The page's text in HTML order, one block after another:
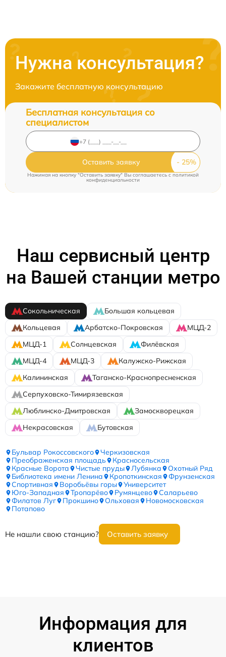
Нужна консультация?
Закажите бесплатную консультацию
Бесплатная консультация со
специалистом
Оставить заявку
Нажимая на кнопку "Оставить заявку" Вы соглашаетесь c политикой
конфиденциальности
Наш сервисный центр
на Вашей станции метро
Сокольническая
Большая кольцевая
Кольцевая
Арбатско-Покровская
МЦД-2
МЦД-1
Солнцевская
Филёвская
МЦД-4
МЦД-3
Калужско-Рижская
Калининская
Таганско-Краснопресненская
Серпуховско-Тимирязевская
Люблинско-Дмитровская
Замоскворецкая
Некрасовская
Бутовская
Бульвар Рокоссовского
Черкизовская
Преображенская площадь
Красносельская
Красные Ворота
Чистые пруды Лубянка
Охотный Ряд
Библиотека имени Ленина
Кропоткинская
Фрунзенская
Спортивная
Воробьёвы горы
Университет
Юго-Западная
Тропарёво Румянцево
Саларьево
Филатов Луг
Прокшино Ольховая
Новомосковская
Потапово
Не нашли свою станцию? Оставить заявку
Информация для
клиентов